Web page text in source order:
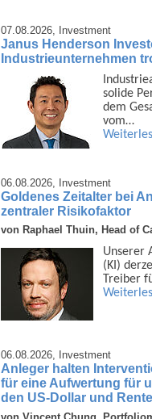
07.08.2026, Investment
Janus Henderson
Industrieunternehmen
solide
dem
vom…
06.08.2026, Investment
Goldenes Zeitalter bei
zentraler Risikofaktor
von Raphael Thuin, Head of
Unserer
(KI)
Treiber
06.08.2026, Investment
Anleger halten
für eine Aufwertung für
den US-Dollar und